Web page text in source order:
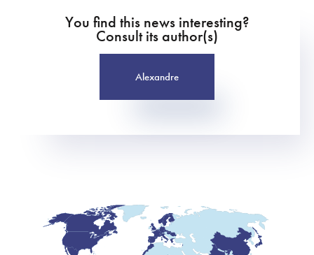
You find this news interesting?
Consult its author(s)
Alexandre